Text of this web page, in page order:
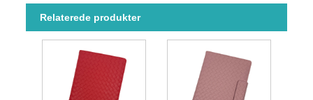
Relaterede produkter